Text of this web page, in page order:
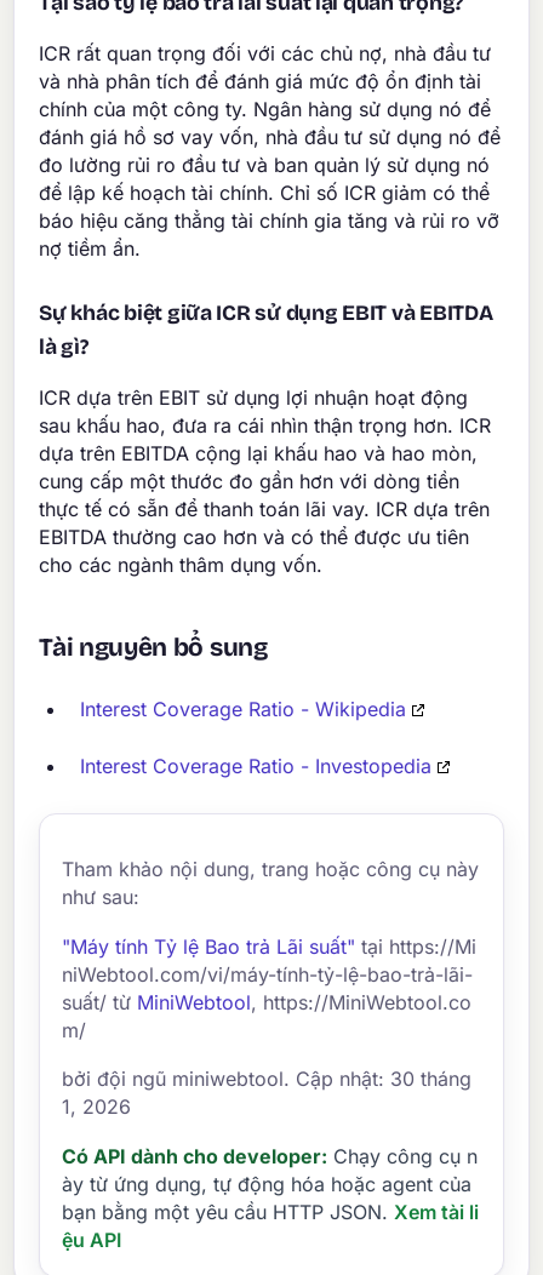
ICR rất quan trọng đối với các chủ nợ, nhà đầu tư
và nhà phân tích để đánh giá mức độ ổn định tài
chính của một công ty. Ngân hàng sử dụng nó để
đánh giá hồ sơ vay vốn, nhà đầu tư sử dụng nó để
đo lường rủi ro đầu tư và ban quản lý sử dụng nó
để lập kế hoạch tài chính. Chỉ số ICR giảm có thể
báo hiệu căng thẳng tài chính gia tăng và rủi ro vỡ
nợ tiềm ẩn.
Sự khác biệt giữa ICR sử dụng EBIT và EBITDA
là gì?
ICR dựa trên EBIT sử dụng lợi nhuận hoạt động
sau khấu hao, đưa ra cái nhìn thận trọng hơn. ICR
dựa trên EBITDA cộng lại khấu hao và hao mòn,
cung cấp một thước đo gần hơn với dòng tiền
thực tế có sẵn để thanh toán lãi vay. ICR dựa trên
EBITDA thường cao hơn và có thể được ưu tiên
cho các ngành thâm dụng vốn.
Tài nguyên bổ sung
Interest Coverage Ratio - Wikipedia
Interest Coverage Ratio - Investopedia
Tham khảo nội dung, trang hoặc công cụ này
như sau:
"Máy tính Tỷ lệ Bao trả Lãi suất" tại https://Mi
niWebtool.com/vi/máy-tính-tỷ-lệ-bao-trả-lãi-
suất/ từ MiniWebtool, https://MiniWebtool.co
m/
bởi đội ngũ miniwebtool. Cập nhật: 30 tháng
1, 2026
Có API dành cho developer: Chạy công cụ n
ày từ ứng dụng, tự động hóa hoặc agent của
bạn bằng một yêu cầu HTTP JSON. Xem tài li
ệu API